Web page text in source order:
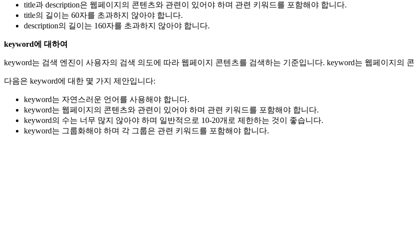
title과 description은 웹페이지의 콘텐츠와 관련이 있어야 하며 관련 키워드를 포함해야 합니다.
title의 길이는 60자를 초과하지 않아야 합니다.
description의 길이는 160자를 초과하지 않아야 합니다.
keyword에 대하여
keyword는 검색 엔진이 사용자의 검색 의도에 따라 웹페이지 콘텐츠를 검색하는 기준입니다. keyword는 웹페이지의
다음은 keyword에 대한 몇 가지 제안입니다:
keyword는 자연스러운 언어를 사용해야 합니다.
keyword는 웹페이지의 콘텐츠와 관련이 있어야 하며 관련 키워드를 포함해야 합니다.
keyword의 수는 너무 많지 않아야 하며 일반적으로 10-20개로 제한하는 것이 좋습니다.
keyword는 그룹화해야 하며 각 그룹은 관련 키워드를 포함해야 합니다.